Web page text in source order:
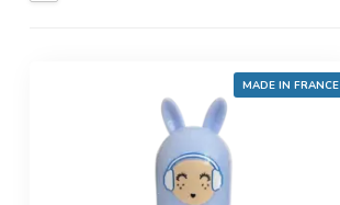
MADE IN FRANCE